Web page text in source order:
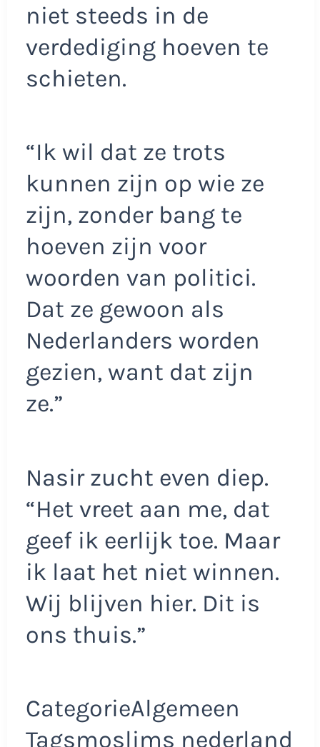
niet steeds in de
verdediging hoeven te
schieten.
“Ik wil dat ze trots
kunnen zijn op wie ze
zijn, zonder bang te
hoeven zijn voor
woorden van politici.
Dat ze gewoon als
Nederlanders worden
gezien, want dat zijn
ze.”
Nasir zucht even diep.
“Het vreet aan me, dat
geef ik eerlijk toe. Maar
ik laat het niet winnen.
Wij blijven hier. Dit is
ons thuis.”
CategorieAlgemeen
Tagsmoslims nederland